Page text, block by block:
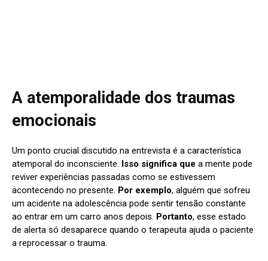
A atemporalidade dos traumas
emocionais
Um ponto crucial discutido na entrevista é a característica
atemporal do inconsciente. Isso significa que a mente pode
reviver experiências passadas como se estivessem
acontecendo no presente. Por exemplo, alguém que sofreu
um acidente na adolescência pode sentir tensão constante
ao entrar em um carro anos depois. Portanto, esse estado
de alerta só desaparece quando o terapeuta ajuda o paciente
a reprocessar o trauma.